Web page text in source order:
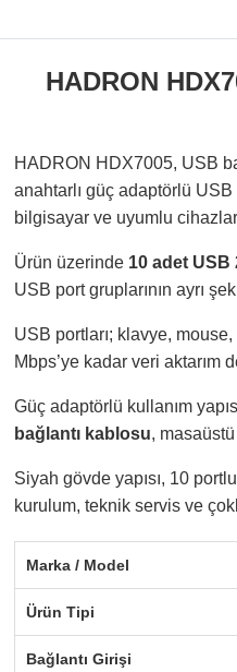
HADRON
HADRON HDX7005, USB
anahtarlı güç adaptörlü
bilgisayar ve uyumlu
Ürün üzerinde 10 adet USB
USB port gruplarının ayrı
USB portları; klavye,
Mbps’ye kadar veri aktarım
Güç adaptörlü kullanım
bağlantı kablosu,
Siyah gövde yapısı, 10
kurulum, teknik servis ve
Marka / Model
Ürün Tipi
Bağlantı Girişi